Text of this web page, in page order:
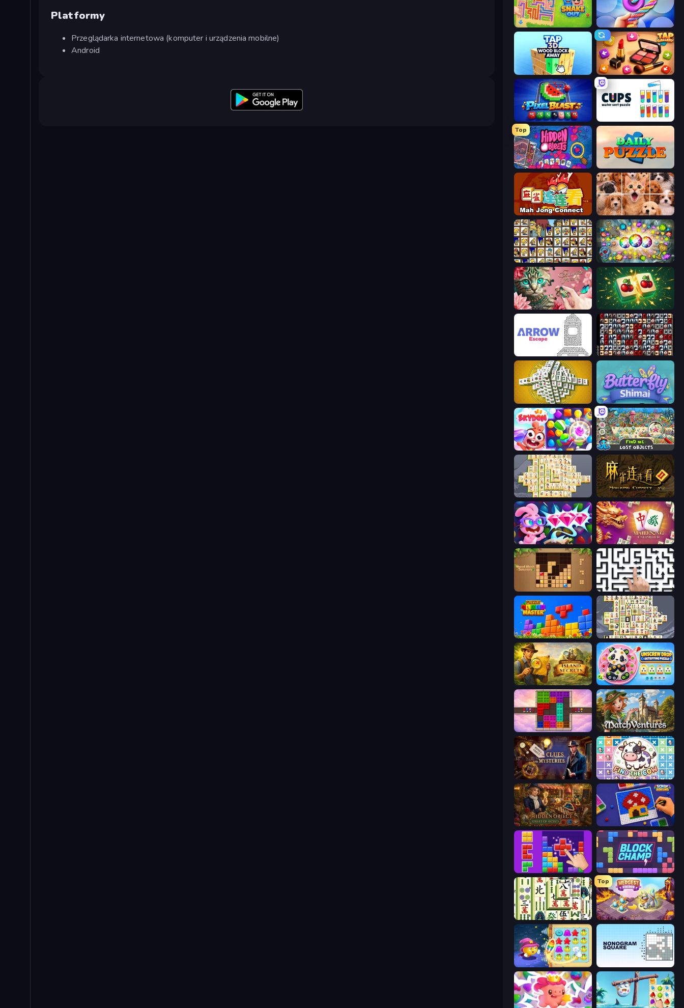
Platformy
Przeglądarka internetowa (komputer i urządzenia mobilne)
Android
Snake Out: Maze Escape Twisted Tangle
Tap Gallery
Pixel Blast Cups - Water Sort Puzzle
Top
Hidden Objects
Mahjong Connect (Legacy) Jigpic Solitaire
Tiles of the Simpsons Forgotten Treasure 2
Favorite Puzzles Mahjong Puzzle: Tile Match
Arrow Escape War Mahjong
Mahjong Tower Butterfly Shimai
Skydom Find Me: Lost Objects
Mahjong Online Mahjong Connect 2 (Legacy)
Skydom: Reforged Mahjong Unlimited
Wood Block Journey Arrow Escape: Puzzle
Puzzle Block Master Mahjong Titans
Hidden Objects: Island Secrets Unscrew Drop: Satisfying Puzzle
Color Cube Puzzle MatchVentures
Hidden Object: Clues and Mysteries Find The Cow
Hidden Object: Street Of Secrets Screw Sorting
BlockBuster Puzzle Block Champ
Mahjong Shanghai
Top
Mergest Kingdom
Candy Riddles